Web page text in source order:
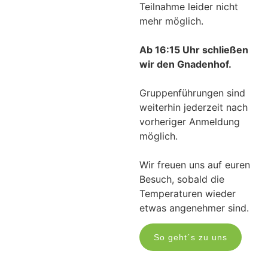
Teilnahme leider nicht
mehr möglich.
Ab 16:15 Uhr schließen
wir den Gnadenhof.
Gruppenführungen sind
weiterhin jederzeit nach
vorheriger Anmeldung
möglich.
Wir freuen uns auf euren
Besuch, sobald die
Temperaturen wieder
etwas angenehmer sind.
So geht´s zu uns